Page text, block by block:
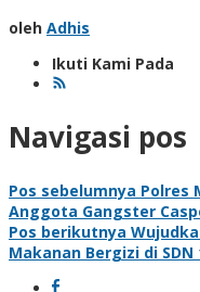
oleh Adhis
Ikuti Kami Pada
Navigasi pos
Pos sebelumnya Polres
Anggota Gangster
Pos berikutnya
Makanan Bergizi di SDN